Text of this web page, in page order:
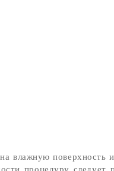
влажную